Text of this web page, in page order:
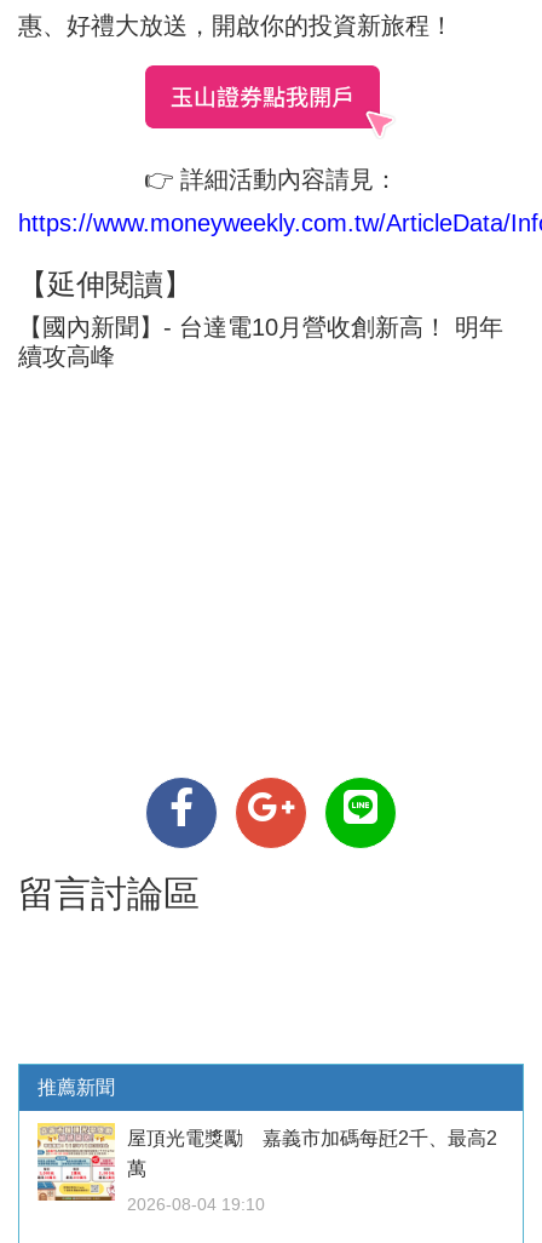
惠、好禮大放送，開啟你的投資新旅程！
👉 詳細活動內容請見：
https://www.moneyweekly.com.tw/ArticleData/
【延伸閱讀】
【國內新聞】- 台達電10月營收創新高！ 明年
續攻高峰
留言討論區
推薦新聞
屋頂光電獎勵 嘉義市加碼每瓩2千、最高2
萬
2026-08-04 19:10